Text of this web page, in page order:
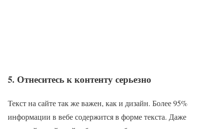
5. Отнеситесь к контенту серьезно
Текст на сайте так же важен, как и дизайн. Более 95%
информации в вебе содержится в форме текста. Даже